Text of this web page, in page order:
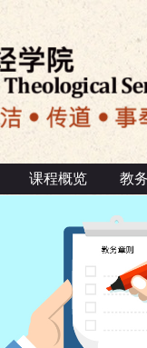
课程概览 教